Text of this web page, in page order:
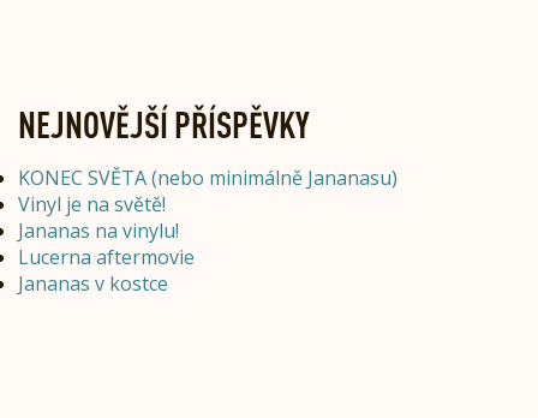
NEJNOVĚJŠÍ PŘÍSPĚVKY
KONEC SVĚTA (nebo minimálně Jananasu)
Vinyl je na světě!
Jananas na vinylu!
Lucerna aftermovie
Jananas v kostce